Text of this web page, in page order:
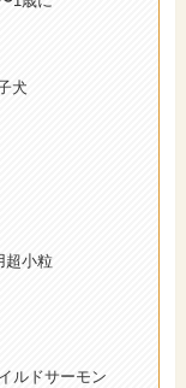
犬
超小粒
ルドサーモン